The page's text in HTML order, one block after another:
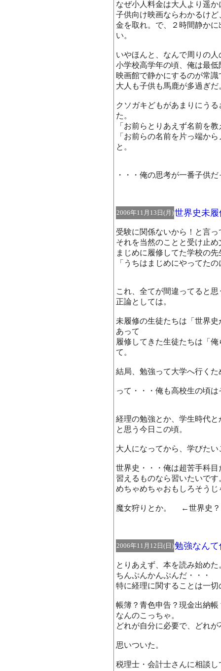
なぜ小人料金は大人より遥
子供向け映画ならわかるけ
金を取れ。で、２時間静か
い。
いやほんと、なんで周りの
小学校高学年の頃、俺は最
映画館で静かにするのが常
大人も子供も馬鹿が多過ぎだ
クソガキどもがあまりにう
た。
「お前らとりあえず名前を
「お前らの名前を片っ端か
と。
・・・俺の思考が一番子供
2006年11月13日(月)世界史未
受験に関係ないから！と言
それを当然のことと受け止
まじめに履修してた学校の
「うちはまじめにやってた
これ、全てが間違ってると
正論としては。
未履修の生徒たちは「世界
あって
履修してきた生徒たちは「
て。
結局、勉強って大学へ行く
って・・・俺も高校生の頃
経理の勉強とか、学生時代
と思う今日この頃。
大人になってから、学びた
世界史・・・俺は超苦手科
習えるものなら習いたいです
めちゃめちゃおもしろそうじ
魔女狩りとか。 ←世界史？
2006年11月12日(日)勉強なん
とりあえず、本を読み始めた
ちんぷんかんぷんだ・・・
特に経理に関することは一
帳簿？青色申告？現金出納帳
なんのこっちゃ。
どれが自分に必要で、どれ
思いついた。
税理士・会計士さんに相談し